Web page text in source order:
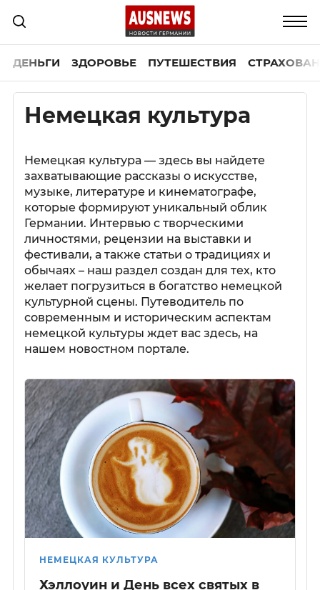
ДЕНЬГИ ЗДОРОВЬЕ ПУТЕШЕСТВИЯ
Немецкая культура
Немецкая культура — здесь вы найдете
захватывающие рассказы о искусстве,
музыке, литературе и кинематографе,
которые формируют уникальный облик
Германии. Интервью с творческими
личностями, рецензии на выставки и
фестивали, а также статьи о традициях и
обычаях – наш раздел создан для тех, кто
желает погрузиться в богатство немецкой
культурной сцены. Путеводитель по
современным и историческим аспектам
немецкой культуры ждет вас здесь, на
нашем новостном портале.
НЕМЕЦКАЯ КУЛЬТУРА
Хэллоуин и День всех святых в